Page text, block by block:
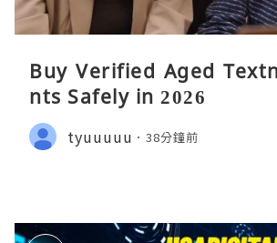
Buy Verified Aged
nts Safely in 2026
tyuuuuu 38分鐘前